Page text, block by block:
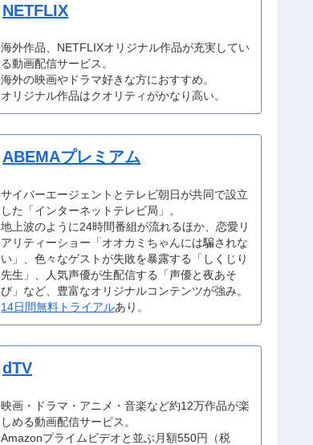
NETFLIX
海外作品、NETFLIXオリジナル作品が充実してい
る動画配信サービス。
海外の映画やドラマ好きな方におすすめ。
オリジナル作品はクオリティがかなり高い。
ABEMAプレミアム
サイバーエージェントとテレビ朝日が共同で設立
した「インターネットテレビ局」。
地上波のように24時間番組が流れるほか、恋愛リ
アリティーショー「オオカミちゃんには騙されな
い」、色々なゲストが失敗を暴露する「しくじり
先生」、人気声優が生配信する「声優と夜あそ
び」など、豊富なオリジナルコンテンツが強み。
14日間無料トライアルあり。
dTV
映画・ドラマ・アニメ・音楽など約12万作品が楽
しめる動画配信サービス。
Amazonプライムビデオと並ぶ月額550円（税